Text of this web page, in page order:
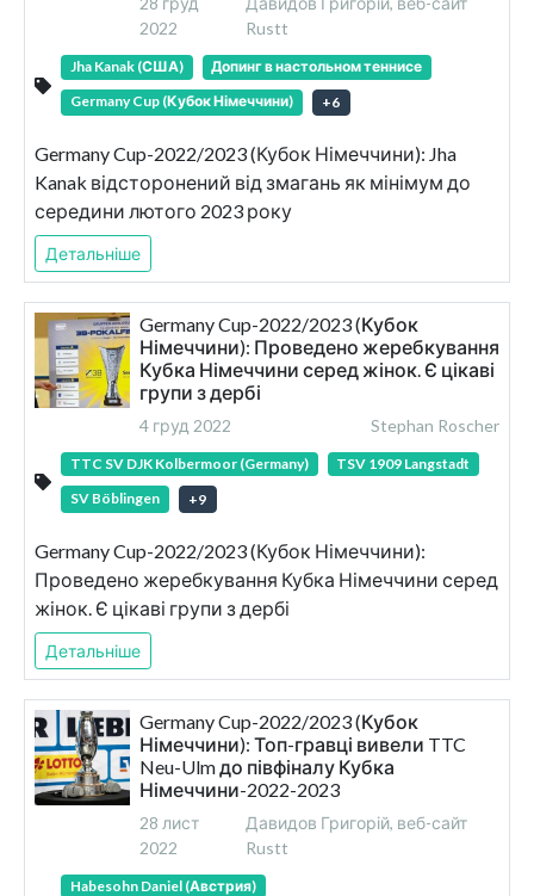
2022
Rustt
Jha Kanak (США)
Допинг в настольном теннисе
Germany Cup (Кубок Німеччини)
+6
Germany Cup-2022/2023 (Кубок Німеччини): Jha
Kanak відсторонений від змагань як мінімум до
середини лютого 2023 року
Детальніше
Germany Cup-2022/2023 (Кубок
Німеччини): Проведено жеребкування
Кубка Німеччини серед жінок. Є цікаві
групи з дербі
4 груд 2022 Stephan Roscher
TTC SV DJK Kolbermoor (Germany)
TSV 1909 Langstadt
SV Böblingen
+9
Germany Cup-2022/2023 (Кубок Німеччини):
Проведено жеребкування Кубка Німеччини серед
жінок. Є цікаві групи з дербі
Детальніше
Germany Cup-2022/2023 (Кубок
Німеччини): Топ-гравці вивели TTC
Neu-Ulm до півфіналу Кубка
Німеччини-2022-2023
28 лист
2022
Давидов Григорій, веб-сайт
Rustt
Habesohn Daniel (Австрия)